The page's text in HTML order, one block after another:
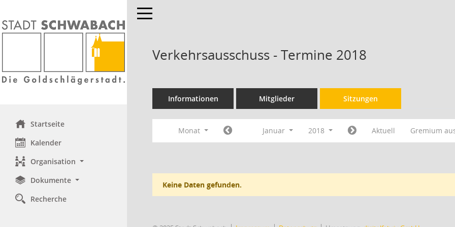
Startseite
Kalender
Organisation
Dokumente
Recherche
Toggle navigation
Verkehrsausschuss - Termine 2018
Informationen Mitglieder Sitzungen
Monat Januar 2018 Aktuell Gremium
Keine Daten gefunden.